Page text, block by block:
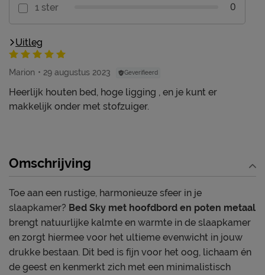
1 ster 0
Uitleg
Marion 29 augustus 2023 Geverifieerd
Heerlijk houten bed, hoge ligging , en je kunt er
makkelijk onder met stofzuiger.
Omschrijving
Toe aan een rustige, harmonieuze sfeer in je
slaapkamer? Bed Sky met hoofdbord en poten metaal
brengt natuurlijke kalmte en warmte in de slaapkamer
en zorgt hiermee voor het ultieme evenwicht in jouw
drukke bestaan. Dit bed is fijn voor het oog, lichaam én
de geest en kenmerkt zich met een minimalistisch